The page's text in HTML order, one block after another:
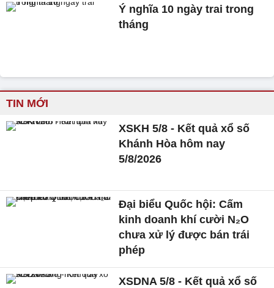
Ý nghĩa 10 ngày trai trong
tháng
TIN MỚI
XSKH 5/8 - Kết quả xổ số
Khánh Hòa hôm nay
5/8/2026
Đại biểu Quốc hội: Cấm
kinh doanh khí cười N₂O
chưa xử lý được bán trái
phép
XSDNA 5/8 - Kết quả xổ số